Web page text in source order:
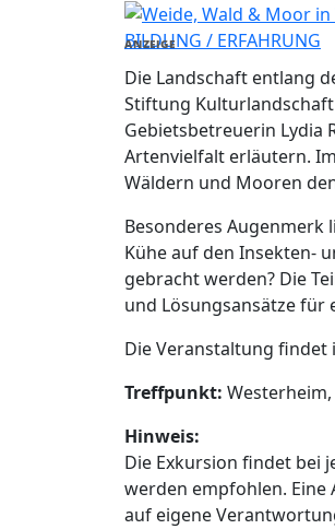
BILDUNG / ERFAHRUNG
ANZEIGE
Die Landschaft entlang
Stiftung
Gebietsbetreuerin Lydia
Artenvielfalt erläutern.
Wäldern und Mooren
Besonderes Augenmerk
Kühe auf den Insekten-
gebracht werden? Die
und Lösungsansätze für
Die Veranstaltung
Treffpunkt:
Hinweis:
Die Exkursion findet bei
werden empfohlen.
auf eigene